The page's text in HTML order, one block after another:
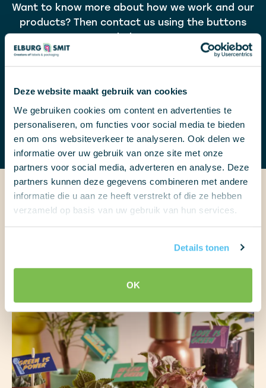
Deze website maakt gebruik van cookies
We gebruiken cookies om content en advertenties te
personaliseren, om functies voor social media te bieden
en om ons websiteverkeer te analyseren. Ook delen we
informatie over uw gebruik van onze site met onze
partners voor social media, adverteren en analyse. Deze
partners kunnen deze gegevens combineren met andere
informatie die u aan ze heeft verstrekt of die ze hebben
verzameld op basis van uw gebruik van hun services.
Details tonen
OK
Want to know more about how we work and our
products? Then contact us using the buttons
Request a quote
Portfolio